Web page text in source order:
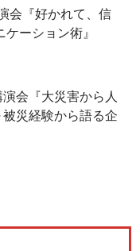
会『好かれて、信
ーション術』
会『大災害から人
災経験から語る企